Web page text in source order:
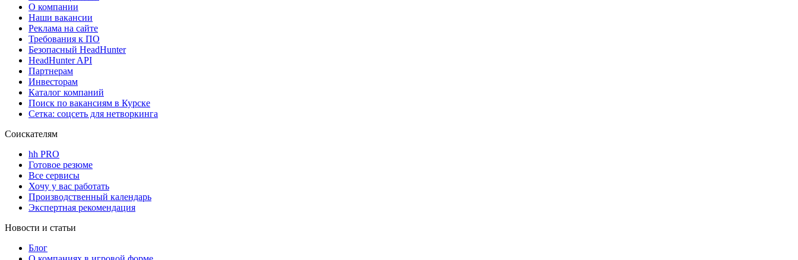
О компании
Наши вакансии
Реклама на сайте
Требования к ПО
Безопасный HeadHunter
HeadHunter API
Партнерам
Инвесторам
Каталог компаний
Поиск по вакансиям в Курске
Сетка: соцсеть для нетворкинга
Соискателям
hh PRO
Готовое резюме
Все сервисы
Хочу у вас работать
Производственный календарь
Экспертная рекомендация
Новости и статьи
Блог